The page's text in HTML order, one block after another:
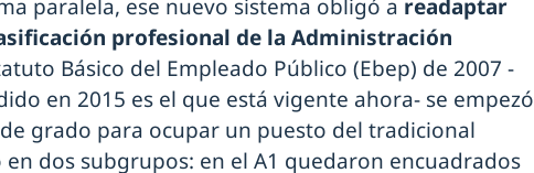
paralela, ese nuevo sistema obligó a readaptar
profesional de la Administración
Básico del Empleado Público (Ebep) de 2007 -
en 2015 es el que está vigente ahora- se empezó
grado para ocupar un puesto del tradicional
dos subgrupos: en el A1 quedaron encuadrados